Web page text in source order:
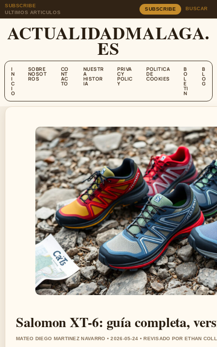
SUBSCRIBE
ULTIMOS ARTICULOS
SUBSCRIBE BUSCAR
ACTUALIDADMALAGA.
ES
I
N
I
C
I
O
SOBRE
NOSOT
ROS
CO
NT
AC
TO
NUESTR
A
HISTOR
IA
PRIVA
CY
POLIC
Y
POLITICA
DE
COOKIES
B
O
L
E
TI
N
B
L
O
G
Salomon XT-6: guía completa,
MATEO DIEGO MARTINEZ NAVARRO • 2026-05-24 • REVISADO POR ETHAN